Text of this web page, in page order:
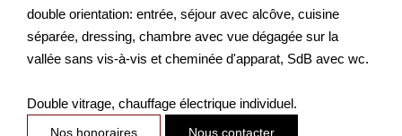
double orientation: entrée, séjour avec alcôve, cuisine
séparée, dressing, chambre avec vue dégagée sur la
vallée sans vis-à-vis et cheminée d'apparat, SdB avec wc.
Double vitrage, chauffage électrique individuel.
Nos honoraires Nous contacter